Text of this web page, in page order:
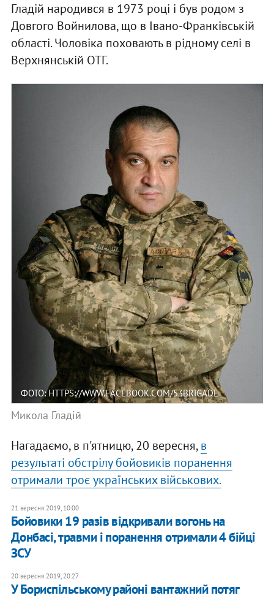
Гладій народився в 1973 році і був родом з
Довгого Войнилова, що в Івано-Франківській
області. Чоловіка поховають в рідному селі в
Верхнянській ОТГ.
ФОТО: HTTPS://WWW.FACEBOOK.COM/53BRIGADE
Микола Гладій
Нагадаємо, в п'ятницю, 20 вересня,в
результаті обстрілу бойовиків поранення
отримали троє українських військових.
21 вересня 2019, 10:00
Бойовики 19 разів відкривали вогонь на
Донбасі, травми і поранення отримали 4 бійці
ЗСУ
20 вересня 2019, 20:27
У Бориспільському районі вантажний потяг